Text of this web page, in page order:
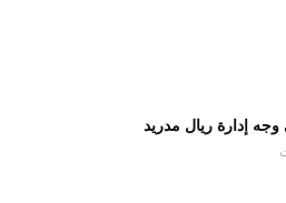
إدارة ريال مدريد